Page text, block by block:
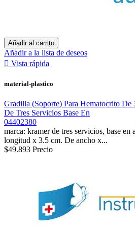
Añadir al carrito
Añadir a la lista de deseos
 Vista rápida
material-plastico
Gradilla (Soporte) Para Hematocrito
De Tres Servicios Base En
04402380
marca: kramer de tres servicios, base
longitud x 3.5 cm. De ancho x...
$49.893 Precio